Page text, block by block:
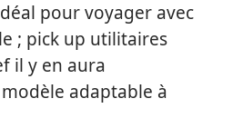
pour voyager avec
; pick up utilitaires
il y en aura
adaptable à